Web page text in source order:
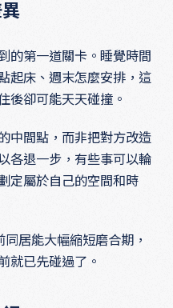
的第一道關卡。睡覺時間
起床、週末怎麼安排，這
後卻可能天天碰撞。
中間點，而非把對方改造
各退一步，有些事可以輪
定屬於自己的空間和時
同居能大幅縮短磨合期，
就已先碰過了。